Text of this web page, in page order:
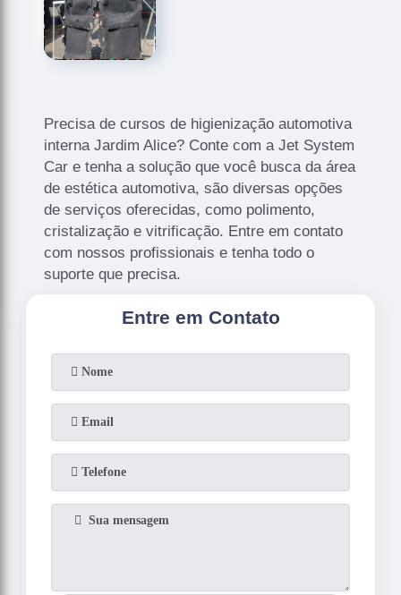
Precisa de cursos de higienização automotiva
interna Jardim Alice? Conte com a Jet System
Car e tenha a solução que você busca da área
de estética automotiva, são diversas opções
de serviços oferecidas, como polimento,
cristalização e vitrificação. Entre em contato
com nossos profissionais e tenha todo o
suporte que precisa.
Entre em Contato